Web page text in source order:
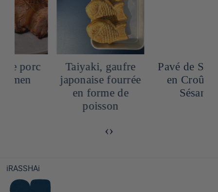
Taiyaki, gaufre
japonaise fourrée
en forme de
Pavé de Saumon
en Croûte de
‹›
iRASSHAi